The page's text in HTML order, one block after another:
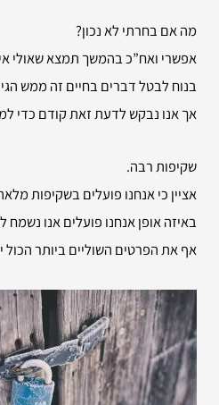
מה אם בחרתי לא נכון?
אפשרי ואח”כ בהמשך תמצא שאולי
בנוח לבטל דברים בחיים זה ממש
אך אנו נבקש לדעת זאת קודם כדי
שקיפות רבה.
אציין כי אנחנו פועלים בשקיפות
באיזה אופן אנחנו פועלים אנו
אף את הפרטים השוליים ביותר